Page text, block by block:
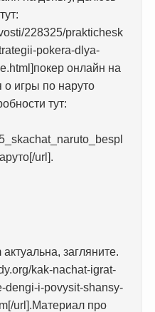
228325/praktichesk
pokera-dlya-
онлайн на
игры по наруто
тут:
url].
загляните.
kak-nachat-igrat-
dengi-i-povysit-shansy-
url].Материал про